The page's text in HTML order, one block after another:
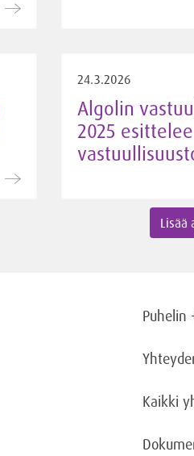
24.3.2026
Algolin
2025
Lisää
Puhelin
Kaikki